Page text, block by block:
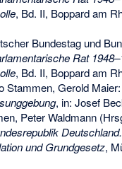
, Bd. II, Boppard am
Bundestag und
Rat
, Bd. II, Boppard am
Stammen, Gerold
, in: Josef
Peter Waldmann
und Grundgesetz,